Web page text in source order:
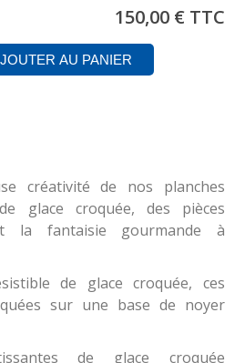
150,00 € TTC
AU PANIER
créativité de nos planches
glace croquée, des pièces
la fantaisie gourmande à
de glace croquée, ces
sur une base de noyer
de glace croquée